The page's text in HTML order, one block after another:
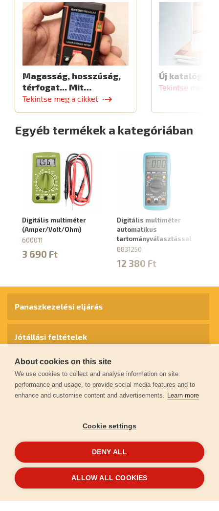
Magasság, hosszúság,
térfogat... Mit…
Tekintse meg a cikket
Új katalógus
Tekintse meg a
Egyéb termékek a kategóriában
Digitális multiméter
(Amper/Volt/Ohm)
600011
3 690 Ft
Digitális multiméter
automatikus
tartományválasztással
8831250
12 380 Ft
© 2026extol.hu- Minden jog fenntartva
Panaszkezelési eljárás
Jótállási feltételek
Személyes adatok védelme
Kapcsolat
Garancia regisztráció
LétrehoztaFEO
About cookies on this site
We use cookies to collect and analyse information on site
performance and usage, to provide social media features and to
enhance and customise content and advertisements. Learn more
Cookie settings
DENY ALL
ALLOW ALL COOKIES